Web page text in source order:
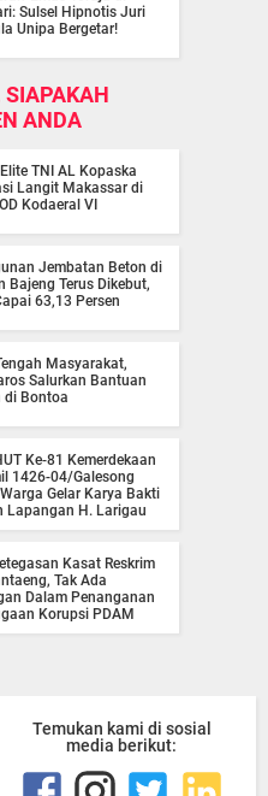
Sulsel Hipnotis Juri
Unipa Bergetar!
SIAPAKAH
ANDA
TNI AL Kopaska
Langit Makassar di
Kodaeral VI
Jembatan Beton di
Bajeng Terus Dikebut,
63,13 Persen
Masyarakat,
Salurkan Bantuan
di Bontoa
Ke-81 Kemerdekaan
1426-04/Galesong
Gelar Karya Bakti
Lapangan H. Larigau
Kasat Reskrim
Tak Ada
Dalam Penanganan
Korupsi PDAM
Temukan kami di sosial
media berikut: